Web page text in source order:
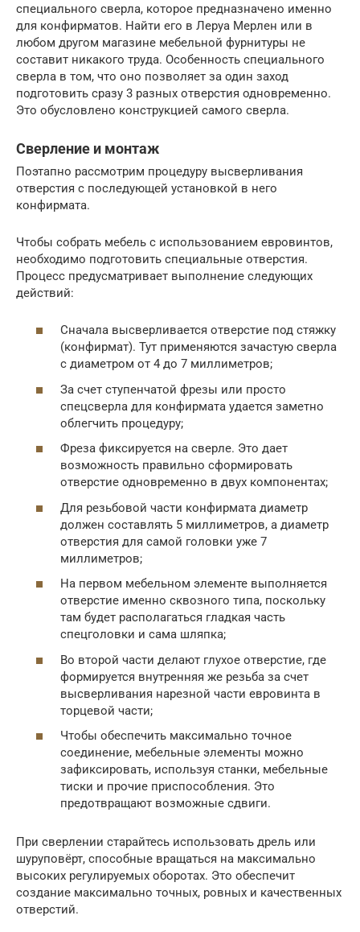
специального сверла, которое предназначено именно
для конфирматов. Найти его в Леруа Мерлен или в
любом другом магазине мебельной фурнитуры не
составит никакого труда. Особенность специального
сверла в том, что оно позволяет за один заход
подготовить сразу 3 разных отверстия одновременно.
Это обусловлено конструкцией самого сверла.
Сверление и монтаж
Поэтапно рассмотрим процедуру высверливания
отверстия с последующей установкой в него
конфирмата.
Чтобы собрать мебель с использованием евровинтов,
необходимо подготовить специальные отверстия.
Процесс предусматривает выполнение следующих
действий:
Сначала высверливается отверстие под стяжку
(конфирмат). Тут применяются зачастую сверла
с диаметром от 4 до 7 миллиметров;
За счет ступенчатой фрезы или просто
спецсверла для конфирмата удается заметно
облегчить процедуру;
Фреза фиксируется на сверле. Это дает
возможность правильно сформировать
отверстие одновременно в двух компонентах;
Для резьбовой части конфирмата диаметр
должен составлять 5 миллиметров, а диаметр
отверстия для самой головки уже 7
миллиметров;
На первом мебельном элементе выполняется
отверстие именно сквозного типа, поскольку
там будет располагаться гладкая часть
спецголовки и сама шляпка;
Во второй части делают глухое отверстие, где
формируется внутренняя же резьба за счет
высверливания нарезной части евровинта в
торцевой части;
Чтобы обеспечить максимально точное
соединение, мебельные элементы можно
зафиксировать, используя станки, мебельные
тиски и прочие приспособления. Это
предотвращают возможные сдвиги.
При сверлении старайтесь использовать дрель или
шуруповёрт, способные вращаться на максимально
высоких регулируемых оборотах. Это обеспечит
создание максимально точных, ровных и качественных
отверстий.